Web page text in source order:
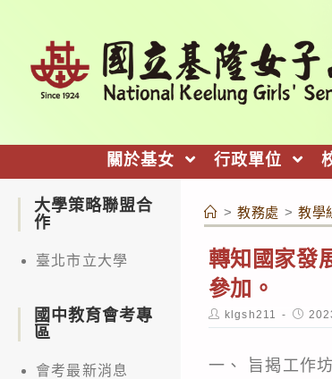
關於基女 行政單位
> 教務處 > 教學
轉知國家發
參加。
Post
author:
klgsh211
Post
一、 旨揭工作
大學策略聯盟合
作
臺北市立大學
國中教育會考專
區
會考最新消息